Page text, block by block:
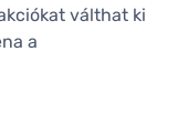
válthat ki
a